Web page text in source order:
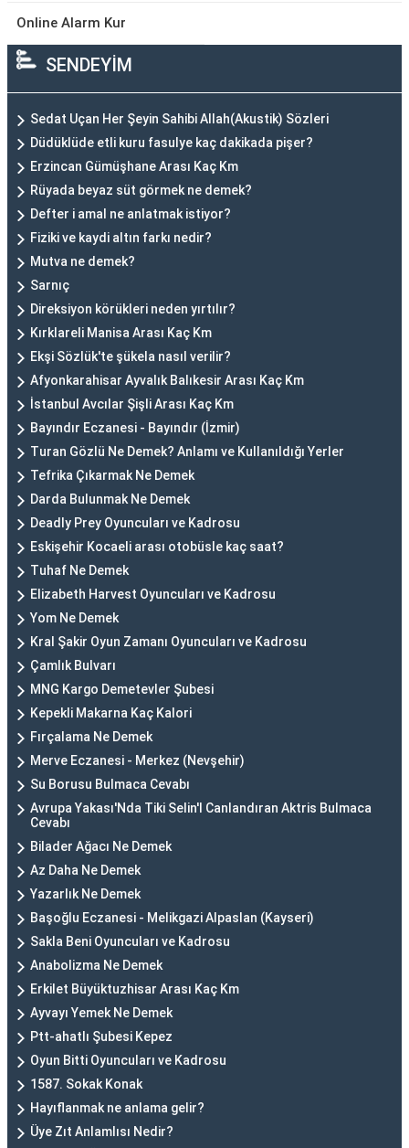
Online Alarm Kur
SENDEYİM
Sedat Uçan Her Şeyin Sahibi Allah(Akustik) Sözleri
Düdüklüde etli kuru fasulye kaç dakikada pişer?
Erzincan Gümüşhane Arası Kaç Km
Rüyada beyaz süt görmek ne demek?
Defter i amal ne anlatmak istiyor?
Fiziki ve kaydi altın farkı nedir?
Mutva ne demek?
Sarnıç
Direksiyon körükleri neden yırtılır?
Kırklareli Manisa Arası Kaç Km
Ekşi Sözlük'te şükela nasıl verilir?
Afyonkarahisar Ayvalık Balıkesir Arası Kaç Km
İstanbul Avcılar Şişli Arası Kaç Km
Bayındır Eczanesi - Bayındır (İzmir)
Turan Gözlü Ne Demek? Anlamı ve Kullanıldığı Yerler
Tefrika Çıkarmak Ne Demek
Darda Bulunmak Ne Demek
Deadly Prey Oyuncuları ve Kadrosu
Eskişehir Kocaeli arası otobüsle kaç saat?
Tuhaf Ne Demek
Elizabeth Harvest Oyuncuları ve Kadrosu
Yom Ne Demek
Kral Şakir Oyun Zamanı Oyuncuları ve Kadrosu
Çamlık Bulvarı
MNG Kargo Demetevler Şubesi
Kepekli Makarna Kaç Kalori
Fırçalama Ne Demek
Merve Eczanesi - Merkez (Nevşehir)
Su Borusu Bulmaca Cevabı
Avrupa Yakası'Nda Tiki Selin'I Canlandıran Aktris Bulmaca
Cevabı
Bilader Ağacı Ne Demek
Az Daha Ne Demek
Yazarlık Ne Demek
Başoğlu Eczanesi - Melikgazi Alpaslan (Kayseri)
Sakla Beni Oyuncuları ve Kadrosu
Anabolizma Ne Demek
Erkilet Büyüktuzhisar Arası Kaç Km
Ayvayı Yemek Ne Demek
Ptt-ahatlı Şubesi Kepez
Oyun Bitti Oyuncuları ve Kadrosu
1587. Sokak Konak
Hayıflanmak ne anlama gelir?
Üye Zıt Anlamlısı Nedir?